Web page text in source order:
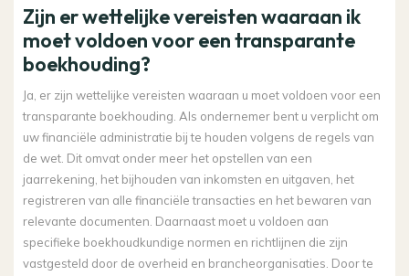
Zijn er wettelijke vereisten waaraan ik
moet voldoen voor een transparante
boekhouding?
Ja, er zijn wettelijke vereisten waaraan u moet voldoen voor een
transparante boekhouding. Als ondernemer bent u verplicht om
uw financiële administratie bij te houden volgens de regels van
de wet. Dit omvat onder meer het opstellen van een
jaarrekening, het bijhouden van inkomsten en uitgaven, het
registreren van alle financiële transacties en het bewaren van
relevante documenten. Daarnaast moet u voldoen aan
specifieke boekhoudkundige normen en richtlijnen die zijn
vastgesteld door de overheid en brancheorganisaties. Door te